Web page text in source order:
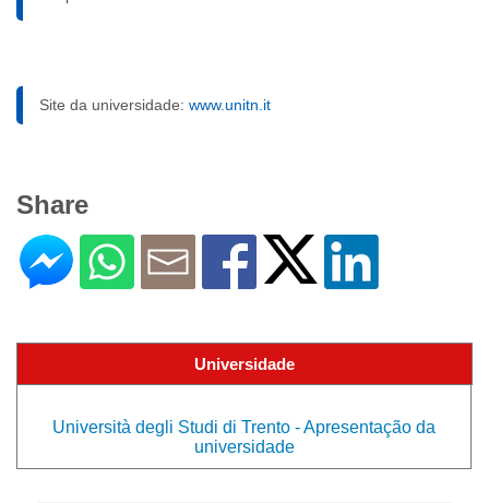
Site da universidade: www.unitn.it
Share
Universidade
Università degli Studi di Trento - Apresentação da
universidade